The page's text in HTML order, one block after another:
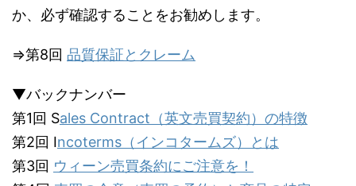
か、必ず確認することをお勧めします。
⇒第8回 品質保証とクレーム
▼バックナンバー
第1回 Sales Contract（英文売買契約）の特徴
第2回 Incoterms（インコタームズ）とは
第3回 ウィーン売買条約にご注意を！